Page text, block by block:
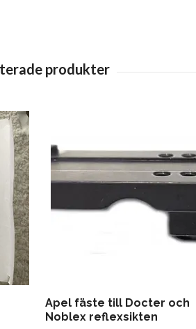
Apel fäste till Docter och
Noblex reflexsikten